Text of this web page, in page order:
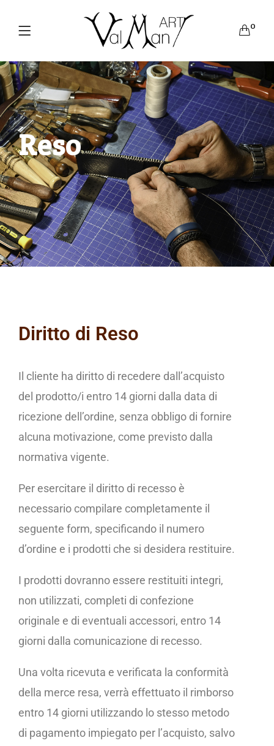
0
Reso
Diritto di Reso
Il cliente ha diritto di recedere dall’acquisto
del prodotto/i entro 14 giorni dalla data di
ricezione dell’ordine, senza obbligo di fornire
alcuna motivazione, come previsto dalla
normativa vigente.
Per esercitare il diritto di recesso è
necessario compilare completamente il
seguente form, specificando il numero
d’ordine e i prodotti che si desidera restituire.
I prodotti dovranno essere restituiti integri,
non utilizzati, completi di confezione
originale e di eventuali accessori, entro 14
giorni dalla comunicazione di recesso.
Una volta ricevuta e verificata la conformità
della merce resa, verrà effettuato il rimborso
entro 14 giorni utilizzando lo stesso metodo
di pagamento impiegato per l’acquisto, salvo